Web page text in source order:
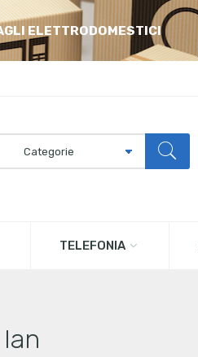
ELETTRODOMESTICI
TELEFONIA